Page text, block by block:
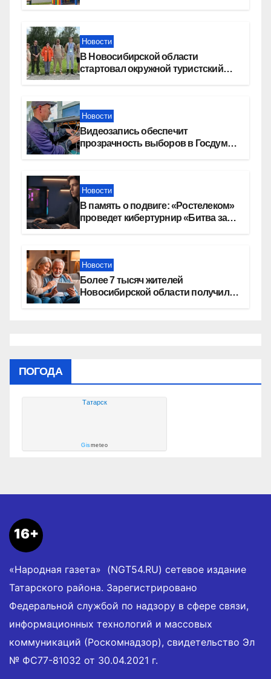
Новости
В Новосибирской области
стартовал окружной туристский
Новости
Видеозапись обеспечит
прозрачность выборов в Госдуму
Новости
В память о подвиге: «Ростелеком»
проведет кибертурнир «Битва за
Новости
Более 7 тысяч жителей
Новосибирской области получили
ПОГОДА
Татарск
Gismeteo
16+
«Народная газета» (NGT54.RU) сетевое издание
Татарского района. Зарегистрировано
Федеральной службой по надзору в сфере связи,
информационных технологий и массовых
коммуникаций (Роскомнадзор), свидетельство Эл
№ ФС77-81032 от 30.04.2021 г.